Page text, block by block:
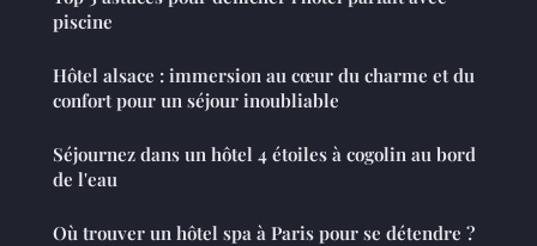
piscine
Hôtel alsace : immersion au cœur du charme et du
confort pour un séjour inoubliable
Séjournez dans un hôtel 4 étoiles à cogolin au bord
de l'eau
Où trouver un hôtel spa à Paris pour se détendre ?